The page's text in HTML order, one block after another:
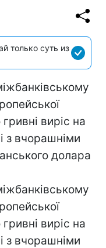
только суть из
виріс на
з вчорашніми
долара
виріс на
з вчорашніми